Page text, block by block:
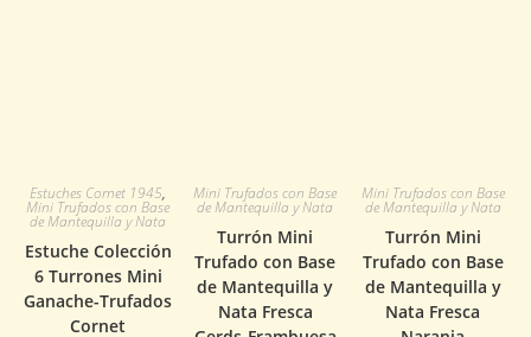
Estuches Cornet 1945,
Mini Trufados con Base
de Mantequilla y Nata
Estuche Colección
6 Turrones Mini
Ganache-Trufados
Cornet
Mini Trufados con Base
de Mantequilla y Nata
Turrón Mini
Trufado con Base
de Mantequilla y
Nata Fresca
Mini Trufados con Base
de Mantequilla y Nata
Turrón Mini
Trufado con Base
de Mantequilla y
Nata Fresca